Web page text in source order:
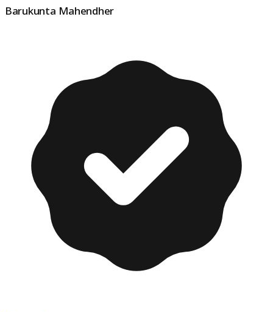
Barukunta Mahendher